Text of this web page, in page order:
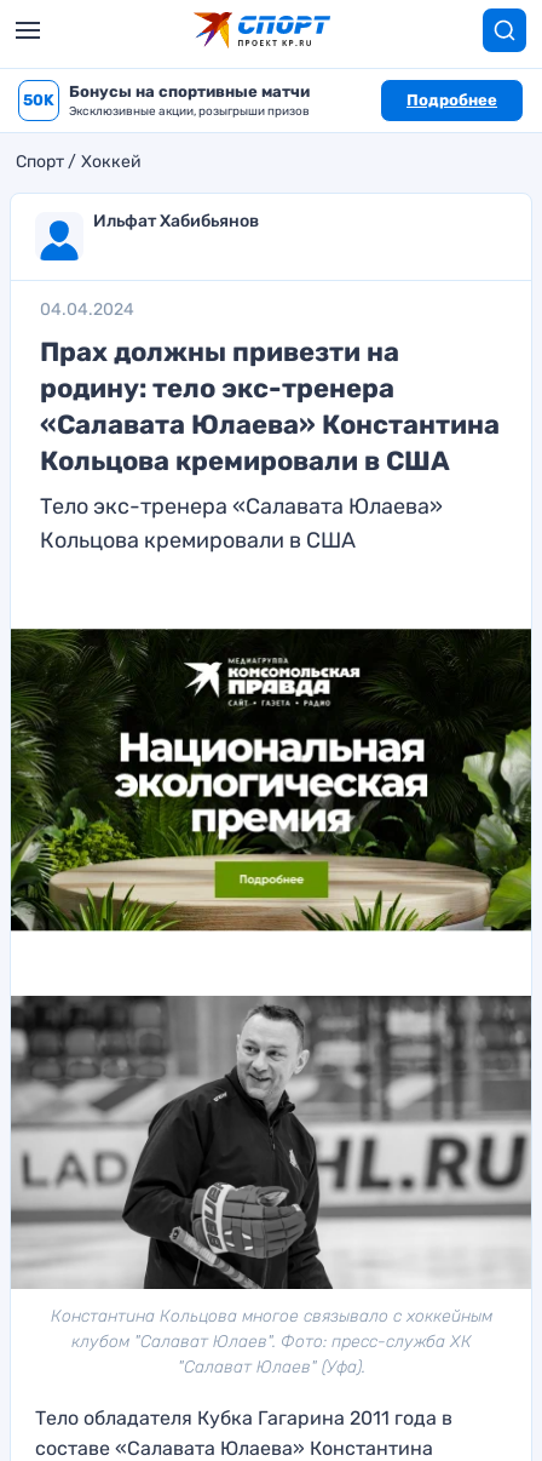
50K Бонусы на спортивные матчи
Эксклюзивные акции, розыгрыши призов
Подробнее
Спорт Хоккей
Ильфат Хабибьянов
04.04.2024
Прах должны привезти на
родину: тело экс-тренера
«Салавата Юлаева» Константина
Кольцова кремировали в США
Тело экс-тренера «Салавата Юлаева»
Кольцова кремировали в США
Константина Кольцова многое связывало с хоккейным
клубом "Салават Юлаев". Фото: пресс-служба ХК
"Салават Юлаев" (Уфа).
Тело обладателя Кубка Гагарина 2011 года в
составе «Салавата Юлаева» Константина